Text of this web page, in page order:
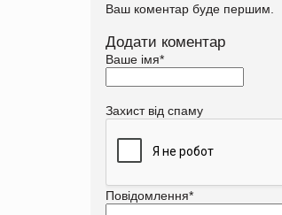
Ваш коментар буде першим.
Додати коментар
Ваше імя*
Захист від спаму
Повідомлення*